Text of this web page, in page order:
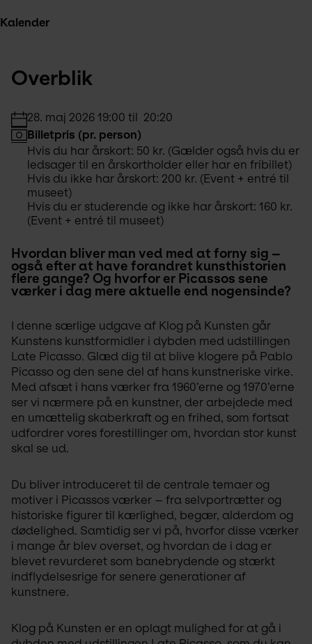
Kalender
Overblik
28. maj 2026 19:00 til  20:20
Billetpris (pr. person)
Hvis du har årskort: 50 kr. (Gælder også hvis du er
ledsager til en årskortholder eller har en fribillet)
Hvis du ikke har årskort: 200 kr. (Event + entré til
museet)
Hvis du er studerende og ikke har årskort:
(Event + entré til museet)
Hvordan bliver man ved med at forny sig –
også efter at have forandret kunsthistorien
flere gange? Og hvorfor er Picassos sene
værker i dag mere aktuelle end nogensinde?
I denne særlige udgave af Klog på Kunsten går
Kunstens kunstformidler i dybden med udstillingen
Late Picasso. Glæd dig til at blive klogere på Pablo
Picasso og den sene del af hans kunstneriske virke.
Med afsæt i hans værker fra 1960’erne og 1970’erne
ser vi nærmere på en kunstner, der arbejdede med
en umættelig skaberkraft og en frihed, som fortsat
udfordrer vores forestillinger om, hvordan stor kunst
skal se ud.
Du bliver introduceret til de centrale temaer og
motiver i Picassos værker – fra selvportrætter og
historiske figurer til kærlighed, begær, alderdom og
dødelighed. Samtidig ser vi på, hvorfor disse værker
i mange år blev overset, og hvordan de i dag er
blevet revurderet som banebrydende og stærkt
indflydelsesrige for senere generationer af
kunstnere.
Klog på Kunsten er en oplagt mulighed for at gå i